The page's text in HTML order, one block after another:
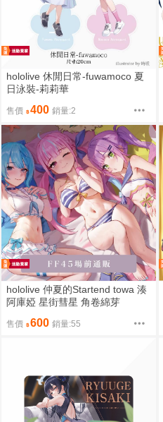
hololive 休閒日常-fuwamoco 夏
日泳裝-莉莉華
售價 400 銷量:2
hololive 仲夏的Startend towa 湊
阿庫婭 星街彗星 角卷綿芽
售價 600 銷量:55